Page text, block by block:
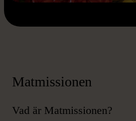
Matmissionen
Vad är Matmissionen?